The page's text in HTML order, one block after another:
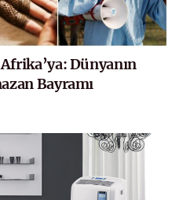
Dünyanın
Bayramı